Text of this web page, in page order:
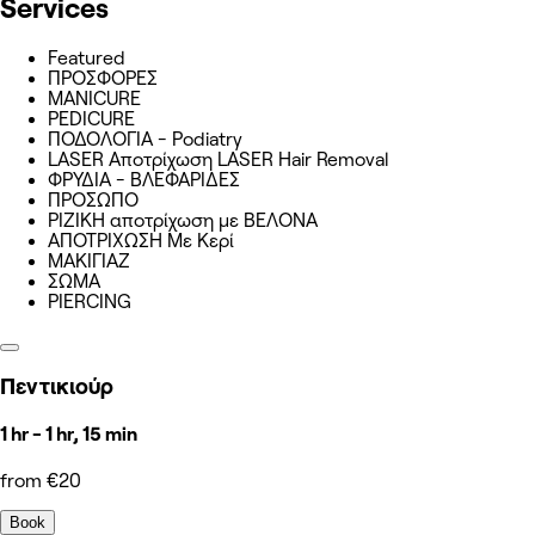
Services
Featured
ΠΡΟΣΦΟΡΕΣ
MANICURE
PEDICURE
ΠΟΔΟΛΟΓΙΑ - Podiatry
LASER Aποτρίχωση LASER Hair Removal
ΦΡΥΔΙΑ - ΒΛΕΦΑΡΙΔΕΣ
ΠΡΟΣΩΠΟ
ΡΙΖΙΚΗ αποτρίχωση με ΒΕΛΟΝΑ
ΑΠΟΤΡΙΧΩΣΗ Με Κερί
ΜΑΚΙΓΙΑΖ
ΣΩΜΑ
PIERCING
Πεντικιούρ
1 hr - 1 hr, 15 min
from €20
Book